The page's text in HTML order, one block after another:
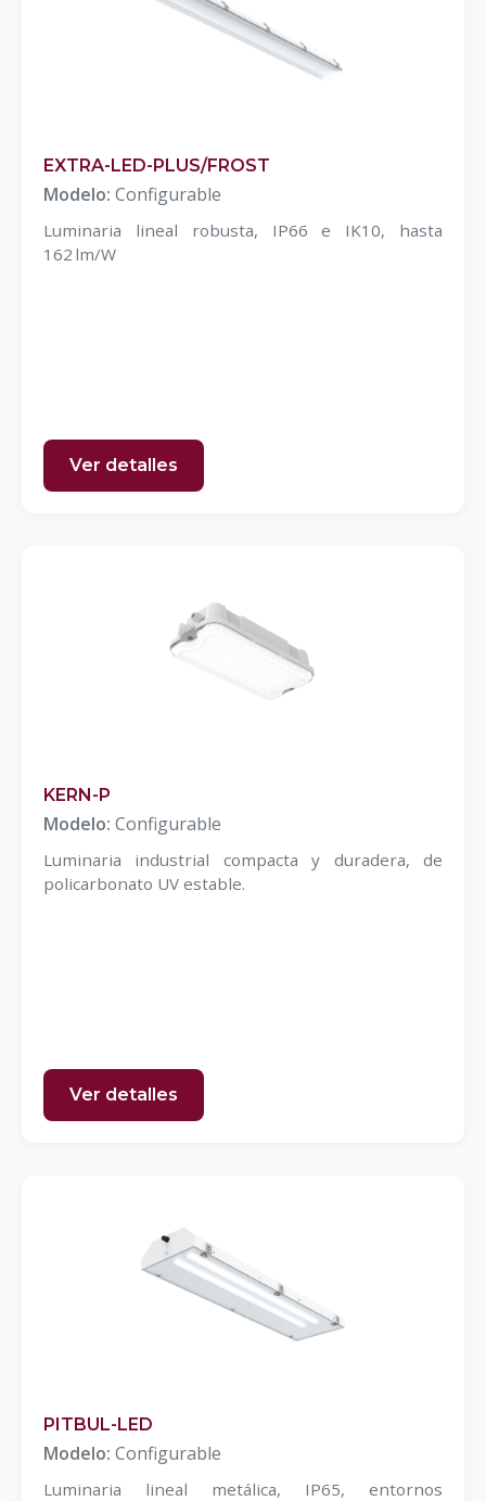
EXTRA-LED-PLUS/FROST
Modelo: Configurable
Luminaria lineal robusta, IP66 e IK10, hasta
162 lm/W
Ver detalles
KERN-P
Modelo: Configurable
Luminaria industrial compacta y duradera, de
policarbonato UV estable.
Ver detalles
PITBUL-LED
Modelo: Configurable
Luminaria lineal metálica, IP65, entornos